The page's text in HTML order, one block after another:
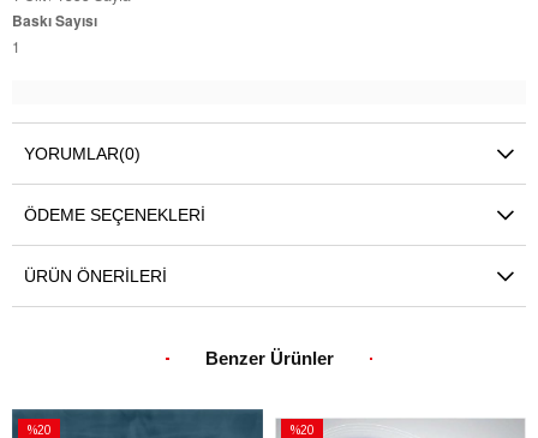
Baskı Sayısı
1
YORUMLAR(0)
ÖDEME SEÇENEKLERI
ÜRÜN ÖNERILERI
Benzer Ürünler
%20
%20